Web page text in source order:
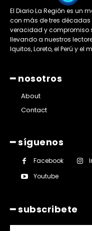
El Diario La Región es un
con más de tres
veracidad y compromiso
llevando a nuestros
Iquitos, Loreto, el Perú y el
━ nosotros
About
Contact
━ síguenos
Facebook
Youtube
━ subscribete